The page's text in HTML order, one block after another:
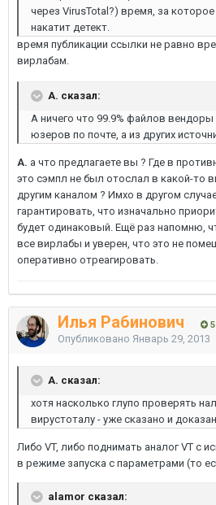
через VirusTotal?) время, за
накатит детект.
время публикации ссылки не равно
вирлабам.
A. сказал:
А ничего что 99.9% файлов
юзеров по почте, а из других
A. а что предлагаете вы ? Где в
это сэмпл не был отослал в какой-то
другим каналом ? Имхо в другом
гарантировать, что изначально
будет одинаковый. Ещё раз напомню,
все вирлабы и уверен, что это не
оперативно отреагировать.
Илья Рабинович
Опубликовано Январь 29, 2013
A. сказал:
хотя насколько глупо проверять
вирустоталу - уже сказано и
Либо VT, либо поднимать аналог VT с
в режиме запуска с параметрами (то
alamor сказал: